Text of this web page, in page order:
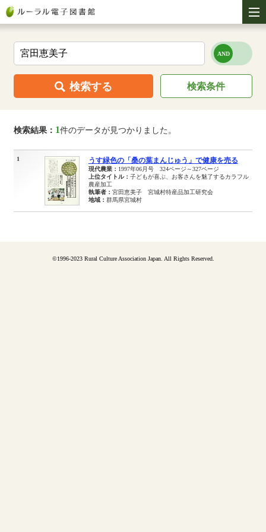
検索する 検索条件
検索結果： 1件のデータが見つかりました。
1 うす緑色の「桑の葉まんじゅう」で健康を売る
現代農業： 1997年06月号 324ページ～327ページ
上位タイトル： 子どもが喜ぶ、お客さんを魅了するカラフル
農産加工
執筆者： 宮田恵美子 宮城村特産品加工研究会
地域： 群馬県宮城村
©1996-2023 Rural Culture Association Japan. All Rights Reserved.